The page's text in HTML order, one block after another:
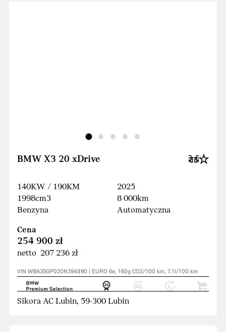
BMW X3 20 xDrive
140KW / 190KM
1998cm3
Benzyna
2025
8 000km
Automatyczna
Cena
254 900 zł
netto 207 236 zł
VIN WBA35GP020N394890 | EURO 6e, 160g CO2/100 km, 7.1l/100 km
Sikora AC Lubin, 59-300 Lubin